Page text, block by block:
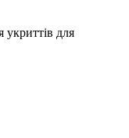
укриттів для